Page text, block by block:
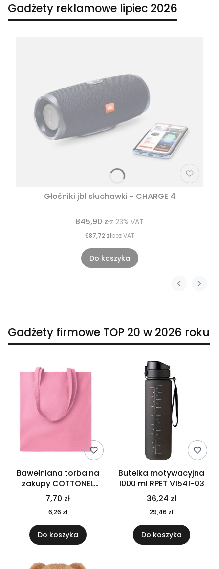
Gadżety reklamowe lipiec 2026
Głośniki jbl słuchawki - CHARGE 4
845,90 złz 23% VAT
687,72 złbez VAT
Do koszyka
Gadżety firmowe TOP 20 w 2026 roku
Bawełniana torba na
zakupy COTTONEL
COLOUR++ MO9846-11
7,70 zł
6,26 zł
Do koszyka
Butelka motywacyjna
1000 ml RPET V1541-03
36,24 zł
29,46 zł
Do koszyka